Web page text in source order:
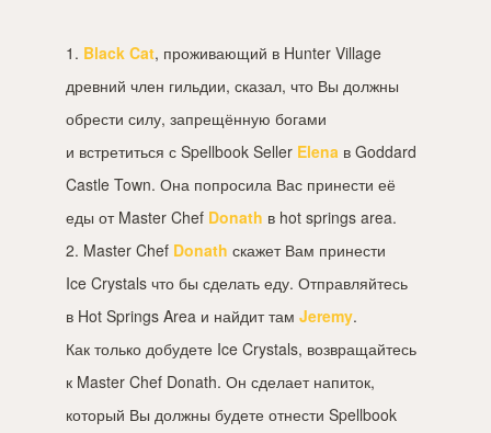
1. Black Cat, проживающий в Hunter Village
древний член гильдии, сказал, что Вы должны
обрести силу, запрещённую богами
и встретиться с Spellbook Seller Elena в Goddard
Castle Town. Она попросила Вас принести её
еды от Master Chef Donath в hot springs area.
2. Master Chef Donath скажет Вам принести
Ice Crystals что бы сделать еду. Отправляйтесь
в Hot Springs Area и найдит там Jeremy.
Как только добудете Ice Crystals, возвращайтесь
к Master Chef Donath. Он сделает напиток,
который Вы должны будете отнести Spellbook